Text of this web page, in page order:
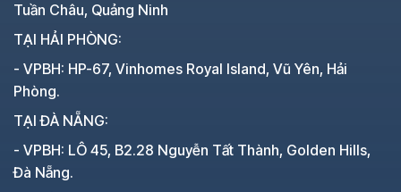
Tuần Châu, Quảng Ninh
TẠI HẢI PHÒNG:
- VPBH: HP-67, Vinhomes Royal Island, Vũ Yên, Hải
Phòng.
TẠI ĐÀ NẴNG:
- VPBH: LÔ 45, B2.28 Nguyễn Tất Thành, Golden Hills,
Đà Nẵng.